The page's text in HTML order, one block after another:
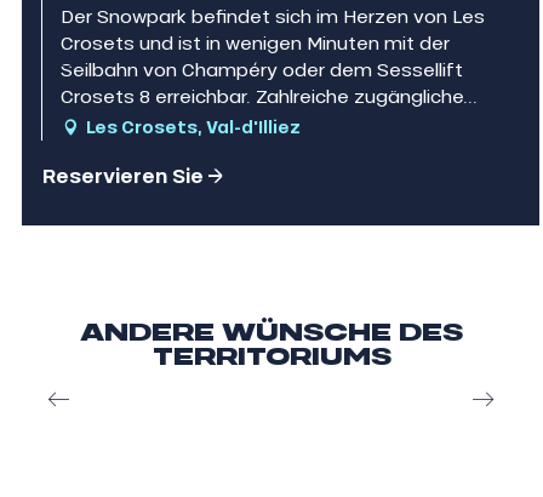
Der Snowpark befindet sich im Herzen von Les
Crosets und ist in wenigen Minuten mit der
Seilbahn von Champéry oder dem Sessellift
Crosets 8 erreichbar. Zahlreiche zugängliche...
Les Crosets, Val-d'Illiez
Reservieren Sie
ANDERE WÜNSCHE DES
TERRITORIUMS